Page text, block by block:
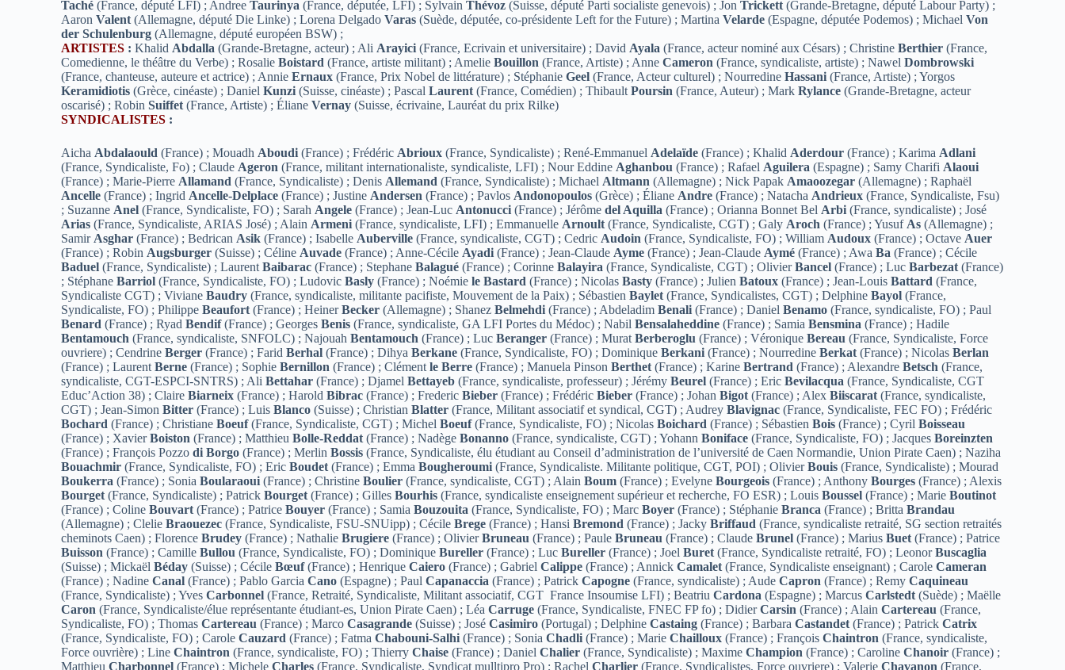
Taché (France, député LFI) ; AndreeTaurinya (France, députée, LFI) ; SylvainThévoz (Suisse, député Parti socialiste genevois) ; JonTrickett (Grande-Bretagne, député Labour Party) ;
AaronValent (Allemagne, député Die Linke) ; Lorena DelgadoVaras (Suède, députée, co-présidente Left for the Future) ; MartinaVelarde (Espagne, députée Podemos) ; MichaelVon
der Schulenburg (Allemagne, député européen BSW) ;
ARTISTES :Khalid Abdalla (Grande-Bretagne, acteur) ; Ali Arayici (France, Ecrivain et universitaire) ; David Ayala (France, acteur nominé aux Césars) ; ChristineBerthier (France,
Comedienne, le théâtre du Verbe) ; RosalieBoistard (France, artiste militant) ; AmelieBouillon (France, Artiste) ; AnneCameron (France, syndicaliste, artiste) ; NawelDombrowski
(France, chanteuse, auteure et actrice) ; AnnieErnaux (France, Prix Nobel de littérature) ; StéphanieGeel (France, Acteur culturel) ; NourredineHassani (France, Artiste) ; Yorgos
Keramidiotis (Grèce, cinéaste) ; DanielKunzi (Suisse, cinéaste) ; PascalLaurent (France, Comédien) ; ThibaultPoursin (France, Auteur) ; MarkRylance (Grande-Bretagne, acteur
oscarisé) ; RobinSuiffet (France, Artiste) ; ÉlianeVernay (Suisse, écrivaine, Lauréat du prix Rilke)
SYNDICALISTES :
Aicha Abdalaould (France) ; Mouadh Aboudi (France) ; Frédéric Abrioux (France, Syndicaliste) ; René-Emmanuel Adelaïde (France) ; Khalid Aderdour (France) ; Karima Adlani
(France, Syndicaliste, Fo) ; Claude Ageron (France, militant internationaliste, syndicaliste, LFI) ; Nour Eddine Aghanbou (France) ; Rafael Aguilera (Espagne) ; Samy Charifi Alaoui
(France) ; Marie-Pierre Allamand (France, Syndicaliste) ; Denis Allemand (France, Syndicaliste) ; Michael Altmann (Allemagne) ; Nick Papak Amaoozegar (Allemagne) ; Raphaël
Ancelle (France) ; Ingrid Ancelle-Delplace (France) ; Justine Andersen (France) ; Pavlos Andonopoulos (Grèce) ; Éliane Andre (France) ; Natacha Andrieux (France, Syndicaliste, Fsu)
; Suzanne Anel (France, Syndicaliste, FO) ; Sarah Angele (France) ; Jean-Luc Antonucci (France) ; Jérômedel Aquilla (France) ; Orianna Bonnet Bel Arbi (France, syndicaliste) ; José
Arias (France, Syndicaliste, ARIAS José) ; Alain Armeni (France, syndicaliste, LFI) ; Emmanuelle Arnoult (France, Syndicaliste, CGT) ; Galy Aroch (France) ; Yusuf As (Allemagne) ;
Samir Asghar (France) ; Bedrican Asik (France) ; Isabelle Auberville (France, syndicaliste, CGT) ; Cedric Audoin (France, Syndicaliste, FO) ; William Audoux (France) ; Octave Auer
(France) ; Robin Augsburger (Suisse) ; Céline Auvade (France) ; Anne-Cécile Ayadi (France) ; Jean-Claude Ayme (France) ; Jean-Claude Aymé (France) ; AwaBa (France) ; Cécile
Baduel (France, Syndicaliste) ; LaurentBaibarac (France) ; StephaneBalagué (France) ; CorinneBalayira (France, Syndicaliste, CGT) ; OlivierBancel (France) ; LucBarbezat (France)
; StéphaneBarriol (France, Syndicaliste, FO) ; LudovicBasly (France) ; Noémiele Bastard (France) ; NicolasBasty (France) ; JulienBatoux (France) ; Jean-LouisBattard (France,
Syndicaliste CGT) ; VivianeBaudry (France, syndicaliste, militante pacifiste, Mouvement de la Paix) ; SébastienBaylet (France, Syndicalistes, CGT) ; DelphineBayol (France,
Syndicaliste, FO) ; PhilippeBeaufort (France) ; HeinerBecker (Allemagne) ; ShanezBelmehdi (France) ; AbdeladimBenali (France) ; DanielBenamo (France, syndicaliste, FO) ; Paul
Benard (France) ; RyadBendif(France) ; GeorgesBenis (France, syndicaliste, GA LFI Portes du Médoc) ; NabilBensalaheddine (France) ; SamiaBensmina (France) ; Hadile
Bentamouch (France, syndicaliste, SNFOLC) ; NajouahBentamouch (France) ; LucBeranger (France) ; MuratBerberoglu (France) ; VéroniqueBereau (France, Syndicaliste, Force
ouvriere) ; CendrineBerger (France) ; FaridBerhal (France) ; DihyaBerkane (France, Syndicaliste, FO) ; DominiqueBerkani (France) ; NourredineBerkat (France) ; NicolasBerlan
(France) ; LaurentBerne (France) ; SophieBernillon (France) ; Clémentle Berre (France) ; Manuela PinsonBerthet (France) ; KarineBertrand (France) ; AlexandreBetsch (France,
syndicaliste, CGT-ESPCI-SNTRS) ; AliBettahar (France) ; DjamelBettayeb (France, syndicaliste, professeur) ; JérémyBeurel (France) ; EricBevilacqua (France, Syndicaliste, CGT
Educ’Action 38) ; ClaireBiarneix (France) ; HaroldBibrac (France) ; FredericBieber (France) ; FrédéricBieber (France) ; JohanBigot (France) ; AlexBiiscarat (France, syndicaliste,
CGT) ; Jean-SimonBitter (France) ; LuisBlanco (Suisse) ; ChristianBlatter (France, Militant associatif et syndical, CGT) ; AudreyBlavignac (France, Syndicaliste, FEC FO) ; Frédéric
Bochard (France) ; ChristianeBoeuf(France, Syndicaliste, CGT) ; MichelBoeuf(France, Syndicaliste, FO) ; NicolasBoichard (France) ; SébastienBois (France) ; CyrilBoisseau
(France) ; XavierBoiston (France) ; MatthieuBolle-Reddat (France) ; NadègeBonanno (France, syndicaliste, CGT) ; YohannBoniface (France, Syndicaliste, FO) ; JacquesBoreinzten
(France) ; François Pozzodi Borgo (France) ; MerlinBossis (France, Syndicaliste, élu étudiant au Conseil d’administration de l’université de Caen Normandie, Union Pirate Caen) ; Naziha
Bouachmir (France, Syndicaliste, FO) ; EricBoudet (France) ; EmmaBougheroumi (France, Syndicaliste. Militante politique, CGT, POI) ; OlivierBouis (France, Syndicaliste) ; Mourad
Boukerra (France) ; SoniaBoularaoui (France) ; ChristineBoulier (France, syndicaliste, CGT) ; AlainBoum (France) ; EvelyneBourgeois (France) ; AnthonyBourges (France) ; Alexis
Bourget (France, Syndicaliste) ; PatrickBourget (France) ; GillesBourhis (France, syndicaliste enseignement supérieur et recherche, FO ESR) ; LouisBoussel (France) ; MarieBoutinot
(France) ; ColineBouvart (France) ; PatriceBouyer (France) ; SamiaBouzouita (France, Syndicaliste, FO) ; MarcBoyer (France) ; StéphanieBranca (France) ; BrittaBrandau
(Allemagne) ; ClelieBraouezec (France, Syndicaliste, FSU-SNUipp) ; CécileBrege (France) ; HansiBremond (France) ; JackyBriffaud (France, syndicaliste retraité, SG section retraités
cheminots Caen) ; FlorenceBrudey (France) ; NathalieBrugiere (France) ; OlivierBruneau (France) ; PauleBruneau (France) ; ClaudeBrunel (France) ; MariusBuet (France) ; Patrice
Buisson (France) ; CamilleBullou (France, Syndicaliste, FO) ; DominiqueBureller (France) ; LucBureller (France) ; JoelBuret (France, Syndicaliste retraité, FO) ; LeonorBuscaglia
(Suisse) ; MickaëlBéday (Suisse) ; CécileBœuf(France) ; HenriqueCaiero (France) ; GabrielCalippe (France) ; AnnickCamalet (France, Syndicaliste enseignant) ; CaroleCameran
(France) ; NadineCanal (France) ; Pablo GarciaCano (Espagne) ; PaulCapanaccia (France) ; PatrickCapogne (France, syndicaliste) ; AudeCapron (France) ; RemyCaquineau
(France, Syndicaliste) ; YvesCarbonnel (France, Retraité, Syndicaliste, Militant associatif, CGT France Insoumise LFI) ; BeatriuCardona (Espagne) ; MarcusCarlstedt (Suède) ; Maëlle
Caron (France, Syndicaliste/élue représentante étudiant-es, Union Pirate Caen) ; LéaCarruge (France, Syndicaliste, FNEC FP fo) ; DidierCarsin (France) ; AlainCartereau (France,
Syndicaliste, FO) ; ThomasCartereau (France) ; MarcoCasagrande (Suisse) ; JoséCasimiro (Portugal) ; DelphineCastaing (France) ; BarbaraCastandet (France) ; PatrickCatrix
(France, Syndicaliste, FO) ; CaroleCauzard (France) ; FatmaChabouni-Salhi (France) ; SoniaChadli (France) ; MarieChailloux (France) ; FrançoisChaintron (France, syndicaliste,
Force ouvrière) ; LineChaintron (France, syndicaliste, FO) ; ThierryChaise (France) ; DanielChalier (France, Syndicaliste) ; MaximeChampion (France) ; CarolineChanoir (France) ;
MatthieuCharbonnel (France) ; MicheleCharles (France, Syndicaliste, Syndicat mulltipro Pro) ; RachelCharlier (France, Syndicalistes, Force ouvriere) ; ValerieChavanon (France,